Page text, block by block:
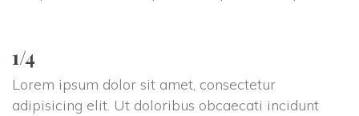
1/4
Lorem ipsum dolor sit amet, consectetur
adipisicing elit. Ut doloribus obcaecati incidunt